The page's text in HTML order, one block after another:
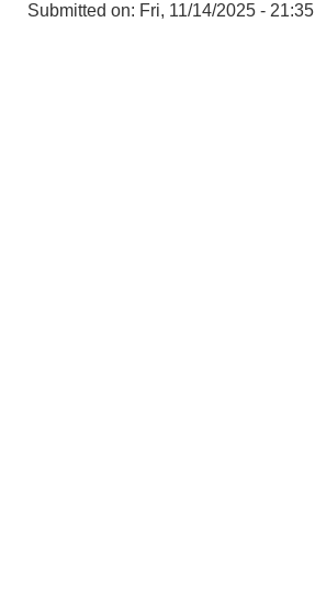
Submitted on: Fri, 11/14/2025 - 21:35